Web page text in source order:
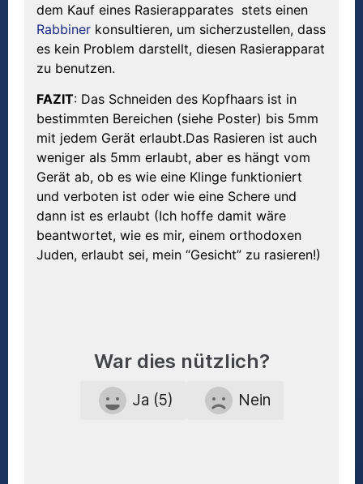
dem Kauf eines Rasierapparates stets einen
Rabbiner konsultieren, um sicherzustellen, dass
es kein Problem darstellt, diesen Rasierapparat
zu benutzen.
FAZIT: Das Schneiden des Kopfhaars ist in
bestimmten Bereichen (siehe Poster) bis 5mm
mit jedem Gerät erlaubt.Das Rasieren ist auch
weniger als 5mm erlaubt, aber es hängt vom
Gerät ab, ob es wie eine Klinge funktioniert
und verboten ist oder wie eine Schere und
dann ist es erlaubt (Ich hoffe damit wäre
beantwortet, wie es mir, einem orthodoxen
Juden, erlaubt sei, mein “Gesicht” zu rasieren!)
War dies nützlich?
Ja (5) Nein